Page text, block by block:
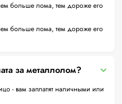
больше лома, тем дороже его
больше лома, тем дороже его
за металлолом?
- вам заплатят наличными или